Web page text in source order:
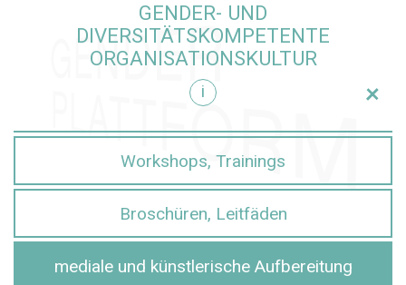
GENDER- UND
DIVERSITÄTSKOMPETENTE
ORGANISATIONSKULTUR
i
+
Workshops, Trainings
Broschüren, Leitfäden
mediale und künstlerische Aufbereitung